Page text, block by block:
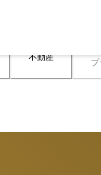
不動産